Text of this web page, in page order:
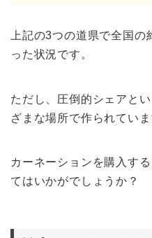
上記の3つの道県で全国
った状況です。
ただし、圧倒的シェアと
ざまな場所で作られていま
カーネーションを購入す
てはいかがでしょうか？